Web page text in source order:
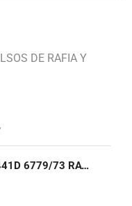
DE RAFIA Y
GAFAS DE SOL RB 4441D 6779/73 RAY-BAN